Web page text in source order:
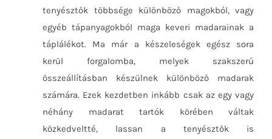
tenyésztők többsége különböző magokból, vagy
egyéb tápanyagokból maga keveri madarainak a
táplálékot. Ma már a készeleségek egész sora
kerül forgalomba, melyek szakszerű
összeállításban készülnek különböző madarak
számára. Ezek kezdetben inkább csak az egy vagy
néhány madarat tartók körében váltak
közkedveltté, lassan a tenyésztők is